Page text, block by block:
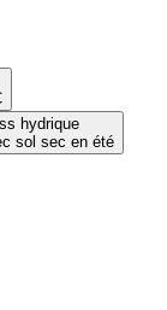
hydrique
sol sec en été